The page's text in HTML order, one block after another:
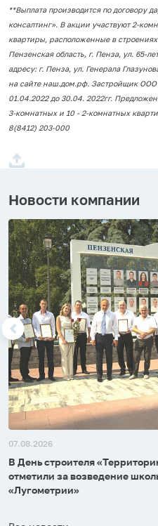
**Выплата производится по договору
консалтинг». В акции участвуют 2-
квартиры, расположенные в
Пензенская область, г. Пенза, ул. 65-
адресу: г. Пенза, ул. Генерала
на сайте наш.дом.рф. Застройщик ООО
01.04.2022 до 30.04. 2022гг.
3-комнатных и 10 - 2-комнатных
8(8412) 203-000
Новости компании
07.08.2026
В День строителя
отметили за возведение
«Лугометрии»